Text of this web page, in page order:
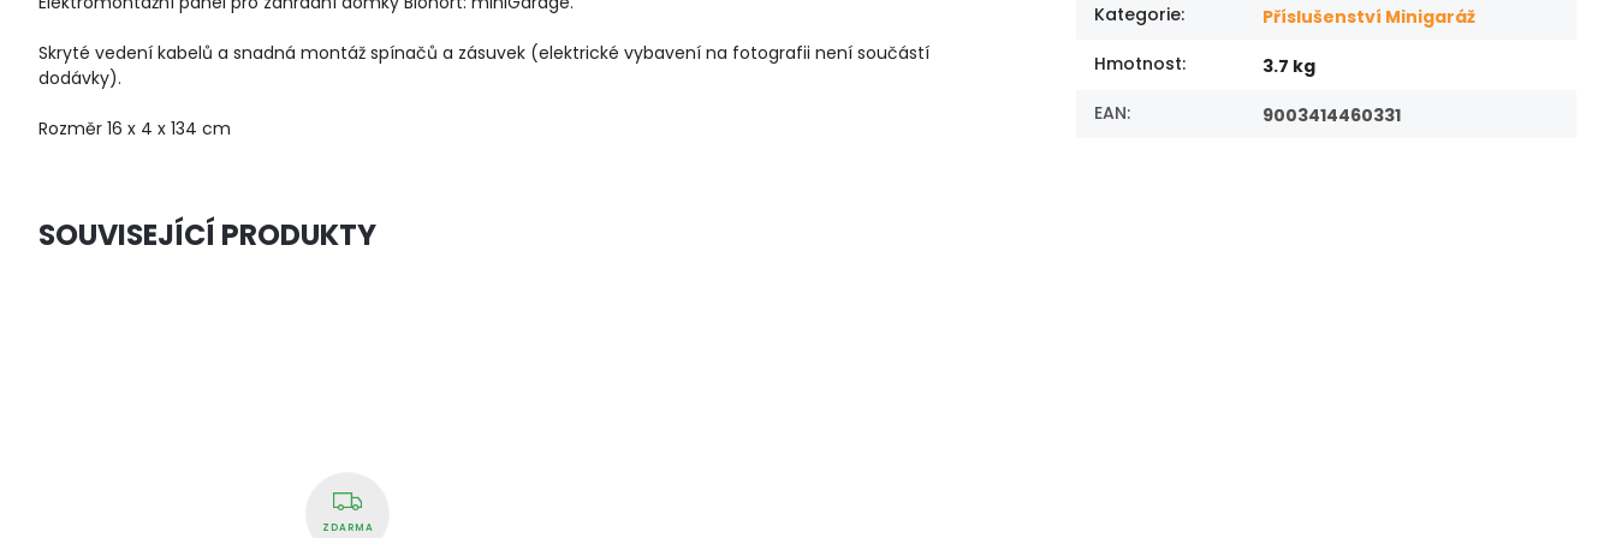
Skryté vedení kabelů a snadná montáž spínačů a zásuvek (elektrické vybavení na fotografii není součástí
dodávky).
Rozměr 16 x 4 x 134 cm
Kategorie:
Příslušenství Minigaráž
Hmotnost:
3.7 kg
EAN: 9003414460331
SOUVISEJÍCÍ PRODUKTY
ZDARMA